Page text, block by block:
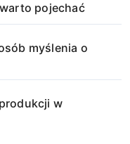
pojechać
myślenia o
w